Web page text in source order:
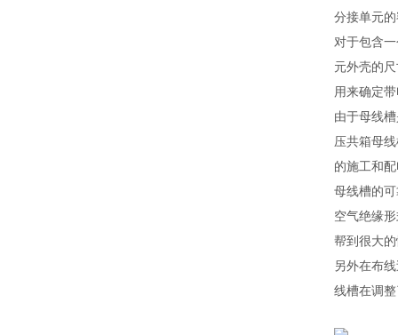
分接单元
对于包含
元外壳的
用来确定
由于母线
压共箱母
的施工和
母线槽的
空气绝缘
帮到很大
另外在布
线槽在调